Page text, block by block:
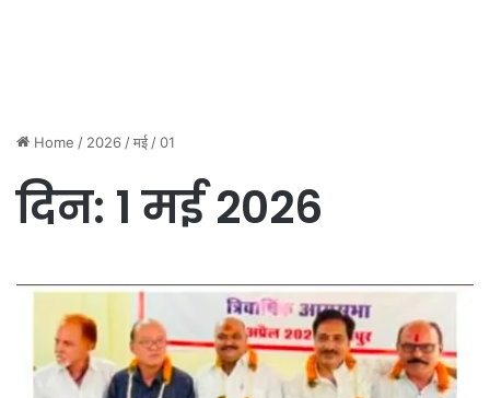
Home / 2026 /मई /01
दिन: 1 मई 2026